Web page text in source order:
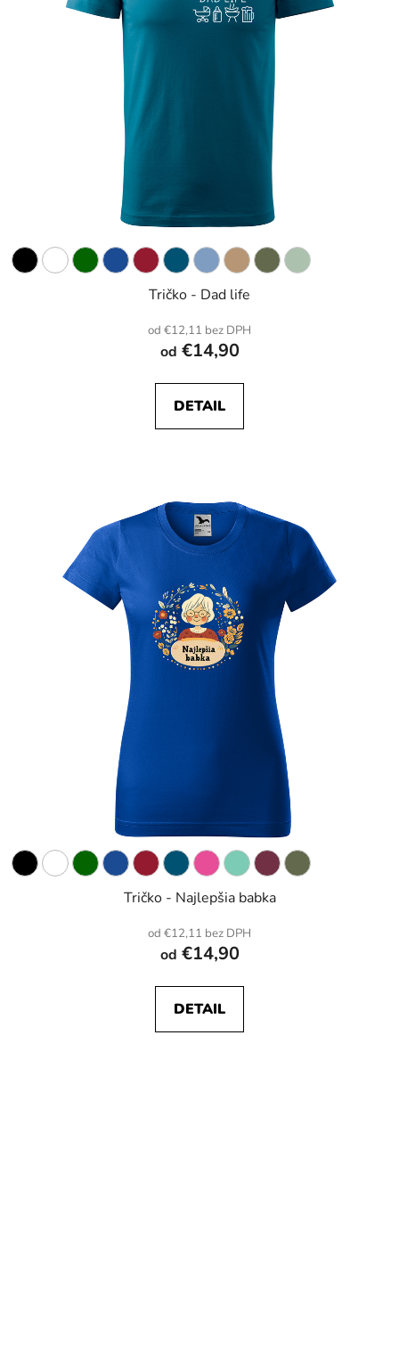
Tričko - Dad life
od €12,11 bez DPH
od €14,90
DETAIL
Tričko - Najlepšia babka
od €12,11 bez DPH
od €14,90
DETAIL